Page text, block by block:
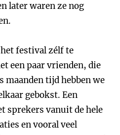
later waren ze nog
festival zélf te
een paar vrienden, die
maanden tijd hebben we
gebokst. Een
sprekers vanuit de hele
en vooral veel